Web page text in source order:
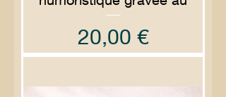
Prix
20,00 €